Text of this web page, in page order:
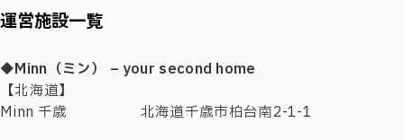
運営施設一覧
◆Minn（ミン） – your second home
【北海道】
Minn 千歳 北海道千歳市柏台南2-1-1